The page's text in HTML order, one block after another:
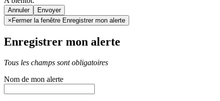
Annuler
× Fermer la fenêtre Enregistrer mon alerte
Enregistrer mon alerte
Tous les champs sont obligatoires
Nom de mon alerte